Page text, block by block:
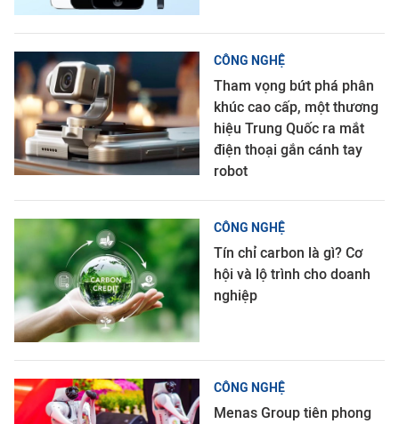
CÔNG NGHỆ
Tham vọng bứt phá phân
khúc cao cấp, một thương
hiệu Trung Quốc ra mắt
điện thoại gắn cánh tay
robot
CÔNG NGHỆ
Tín chỉ carbon là gì? Cơ
hội và lộ trình cho doanh
nghiệp
CÔNG NGHỆ
Menas Group tiên phong